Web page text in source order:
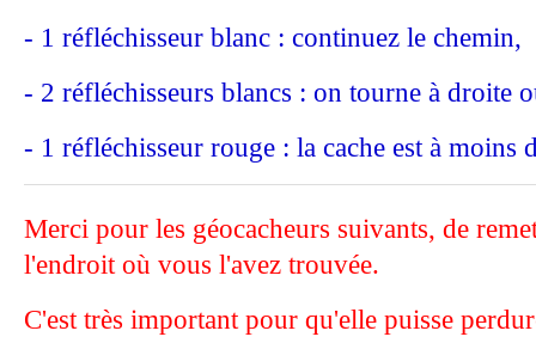
- 1 réfléchisseur blanc : continuez le chemin,
- 2 réfléchisseurs blancs : on tourne à droite
- 1 réfléchisseur rouge : la cache est à moins
Merci pour les géocacheurs suivants, de
l'endroit où vous l'avez trouvée.
C'est très important pour qu'elle puisse